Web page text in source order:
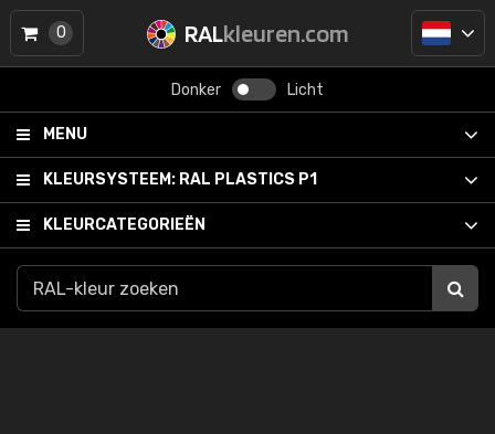
RALkleuren.com
Donker Licht
MENU
KLEURSYSTEEM: RAL PLASTICS P1
KLEURCATEGORIEËN
0